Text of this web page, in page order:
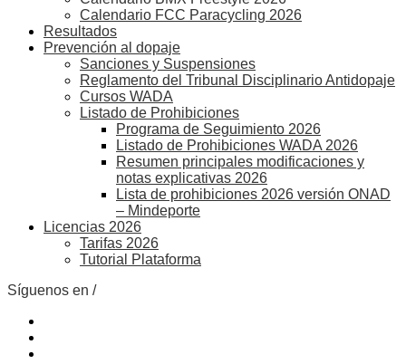
Calendario FCC Paracycling 2026
Resultados
Prevención al dopaje
Sanciones y Suspensiones
Reglamento del Tribunal Disciplinario Antidopaje
Cursos WADA
Listado de Prohibiciones
Programa de Seguimiento 2026
Listado de Prohibiciones WADA 2026
Resumen principales modificaciones y
notas explicativas 2026
Lista de prohibiciones 2026 versión ONAD
– Mindeporte
Licencias 2026
Tarifas 2026
Tutorial Plataforma
Síguenos en /